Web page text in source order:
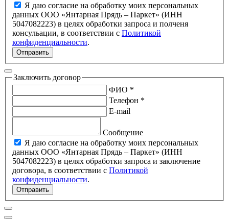
Я даю согласие на обработку моих персональных
данных ООО «Янтарная Прядь – Паркет» (ИНН
5047082223) в целях обработки запроса и полченя
консульации, в соответствии с Политикой
конфиденциальности.
Отправить
Заключить договор
ФИО *
Телефон *
E-mail
Сообщение
Я даю согласие на обработку моих персональных
данных ООО «Янтарная Прядь – Паркет» (ИНН
5047082223) в целях обработки запроса и заключение
договора, в соответствии с Политикой
конфиденциальности.
Отправить